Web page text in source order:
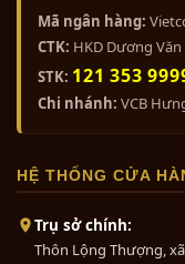
Mã ngân hàng:
CTK: HKD Dương Văn
STK: 121 353
Chi nhánh: VCB
HỆ THỐNG CỬA
Trụ sở chính:
Thôn Lộng Thượng,